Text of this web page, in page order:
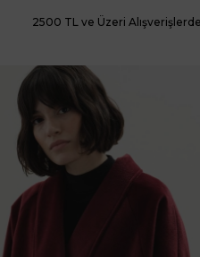
2500 TL ve Üzeri Alışverişlerde